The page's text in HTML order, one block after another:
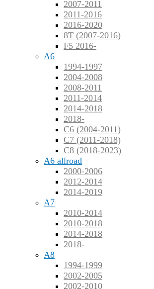
2007-2011
2011-2016
2016-2020
8T (2007-2016)
F5 2016-
A6
1994-1997
2004-2008
2008-2011
2011-2014
2014-2018
2018-
C6 (2004-2011)
C7 (2011-2018)
C8 (2018-2023)
A6 allroad
2000-2006
2012-2014
2014-2019
A7
2010-2014
2010-2018
2014-2018
2018-
A8
1994-1999
2002-2005
2002-2010